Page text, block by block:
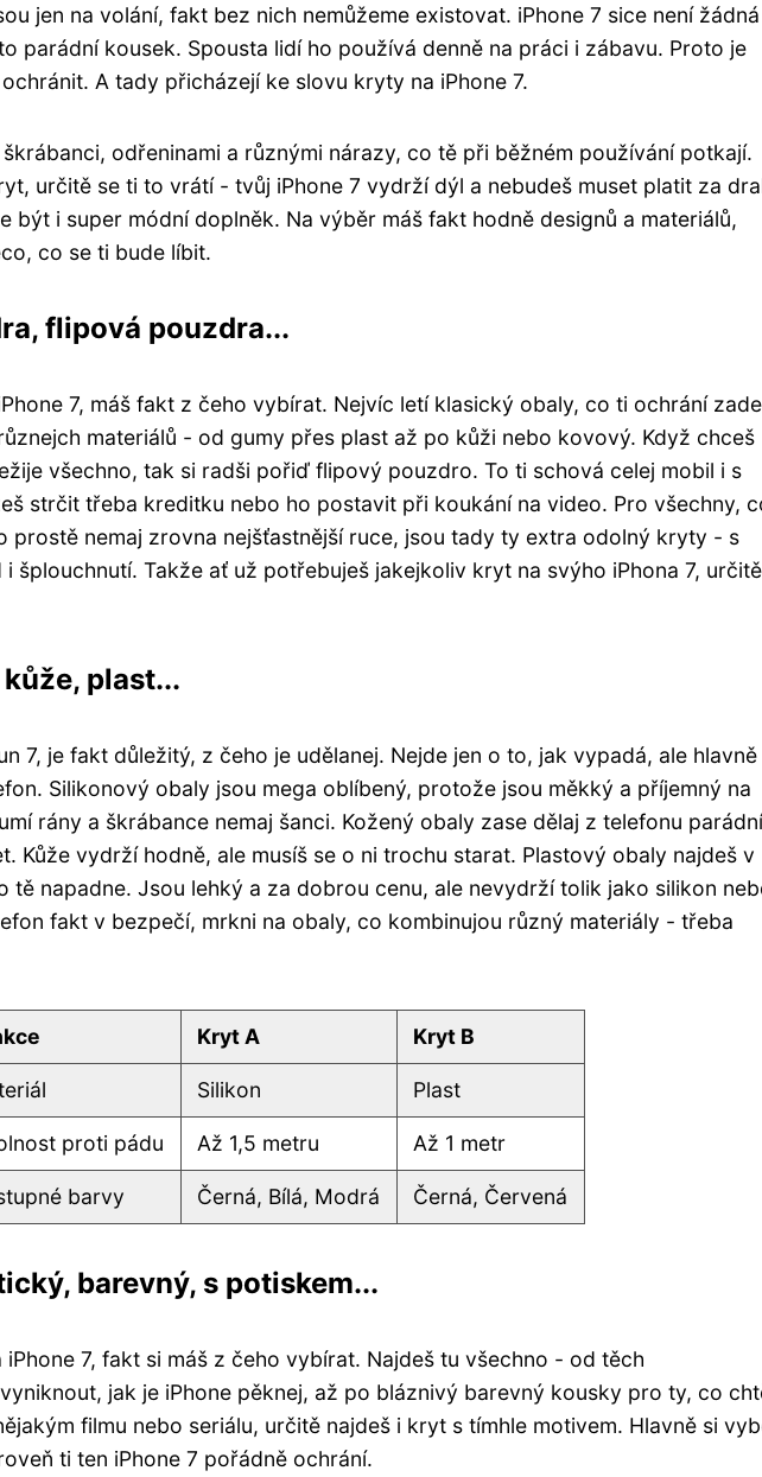
jen na volání, fakt bez nich nemůžeme existovat. iPhone 7 sice není žádná
parádní kousek. Spousta lidí ho používá denně na práci i zábavu. Proto je
A tady přicházejí ke slovu kryty na iPhone 7.
odřeninami a různými nárazy, co tě při běžném používání potkají.
určitě se ti to vrátí - tvůj iPhone 7 vydrží dýl a nebudeš muset platit za
být i super módní doplněk. Na výběr máš fakt hodně designů a materiálů,
co se ti bude líbit.
flipová pouzdra...
7, máš fakt z čeho vybírat. Nejvíc letí klasický obaly, co ti ochrání
materiálů - od gumy přes plast až po kůži nebo kovový. Když chceš
všechno, tak si radši pořiď flipový pouzdro. To ti schová celej mobil i s
strčit třeba kreditku nebo ho postavit při koukání na video. Pro všechny,
prostě nemaj zrovna nejšťastnější ruce, jsou tady ty extra odolný kryty - s
šplouchnutí. Takže ať už potřebuješ jakejkoliv kryt na svýho iPhona 7,
plast...
7, je fakt důležitý, z čeho je udělanej. Nejde jen o to, jak vypadá, ale hlavně
Silikonový obaly jsou mega oblíbený, protože jsou měkký a příjemný na
rány a škrábance nemaj šanci. Kožený obaly zase dělaj z telefonu parádní
Kůže vydrží hodně, ale musíš se o ni trochu starat. Plastový obaly najdeš v
tě napadne. Jsou lehký a za dobrou cenu, ale nevydrží tolik jako silikon
fakt v bezpečí, mrkni na obaly, co kombinujou různý materiály - třeba
Kryt A Kryt B
Silikon Plast
proti pádu Až 1,5 metru Až 1 metr
barvy Černá, Bílá, Modrá Černá, Červená
barevný, s potiskem...
7, fakt si máš z čeho vybírat. Najdeš tu všechno - od těch
jak je iPhone pěknej, až po bláznivý barevný kousky pro ty, co
filmu nebo seriálu, určitě najdeš i kryt s tímhle motivem. Hlavně si
ti ten iPhone 7 pořádně ochrání.